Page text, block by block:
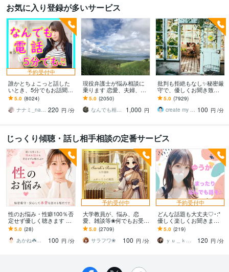
お気に入り登録が多いサービス
予約受付中
誰かとちょこっと話した
いとき、5分でもお話聞き
ます 疲れた～、でもカウ
ンセリングじゃない、な
んとなく雑談聞いて～
5.0 (8024)
ナナミ_nanami 220 円 /分
現役弁護士が悩み相談に
乗ります 恋愛、夫婦、学
校、会社、お金，単なる
愚痴など何でもOK！
5.0 (2050)
なんでも相談員
1,000 円
批判も拒絶もなし✨秘密厳
守で、優しくお聞き致し
ます ✨お試し１分から✨
違うかな？と思ったら途
中で切って構いません
5.0 (7929)
create my life 100 円 /分
じっくり傾聴・話し相手相談の定番サービス
性のお悩み・性癖100％否
定せず優しく聴きます ２
年間の相談員実績。安心
して本音を話せる場所で
す☘️
5.0 (28)
あかね☘️誰にも言えない本音相談
100 円 /分
予約受付中
大学教員が、悩み、恋
愛、雑談等❀何でもお受け
します 問題の核心へ❀モ
ヤモヤからの脱出へ❀脳内
整理を得意とします❀
5.0 (2709)
サラフワ❀
100 円 /分
予約受付中
どんな話題も大丈夫♡･:*
優しく楽しくお聞きます
恋愛/雑談/愚痴/相談/悩み/
お気軽にお試しください♪
5.0 (219)
ｙｕ＿ｋａ♡ゆうか 心の救急箱
120 円 /分